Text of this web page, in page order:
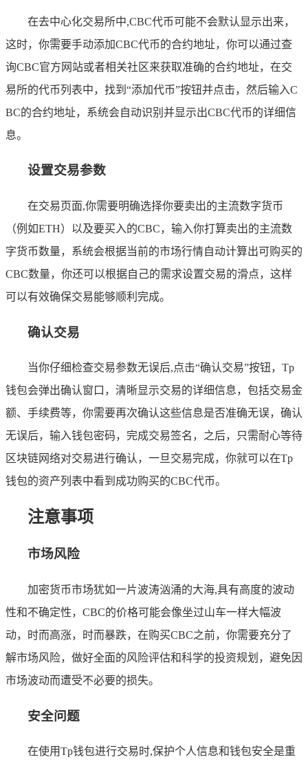
在去中心化交易所中,CBC代币可能不会默认显示出来，
这时，你需要手动添加CBC代币的合约地址，你可以通过查
询CBC官方网站或者相关社区来获取准确的合约地址，在交
易所的代币列表中，找到“添加代币”按钮并点击，然后输入C
BC的合约地址，系统会自动识别并显示出CBC代币的详细信
息。
设置交易参数
在交易页面,你需要明确选择你要卖出的主流数字货币
（例如ETH）以及要买入的CBC，输入你打算卖出的主流数
字货币数量，系统会根据当前的市场行情自动计算出可购买的
CBC数量，你还可以根据自己的需求设置交易的滑点，这样
可以有效确保交易能够顺利完成。
确认交易
当你仔细检查交易参数无误后,点击“确认交易”按钮，Tp
钱包会弹出确认窗口，清晰显示交易的详细信息，包括交易金
额、手续费等，你需要再次确认这些信息是否准确无误，确认
无误后，输入钱包密码，完成交易签名，之后，只需耐心等待
区块链网络对交易进行确认，一旦交易完成，你就可以在Tp
钱包的资产列表中看到成功购买的CBC代币。
注意事项
市场风险
加密货币市场犹如一片波涛汹涌的大海,具有高度的波动
性和不确定性，CBC的价格可能会像坐过山车一样大幅波
动，时而高涨，时而暴跌，在购买CBC之前，你需要充分了
解市场风险，做好全面的风险评估和科学的投资规划，避免因
市场波动而遭受不必要的损失。
安全问题
在使用Tp钱包进行交易时,保护个人信息和钱包安全是重